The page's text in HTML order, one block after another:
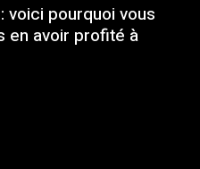
voici pourquoi vous
en avoir profité à